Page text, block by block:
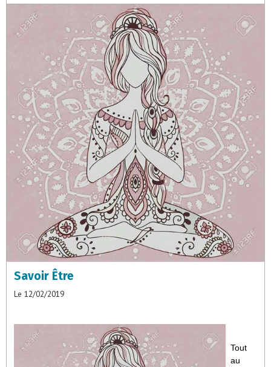
Savoir Être
Le 12/02/2019
Tout
au